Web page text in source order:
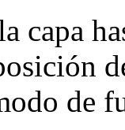
capa
de